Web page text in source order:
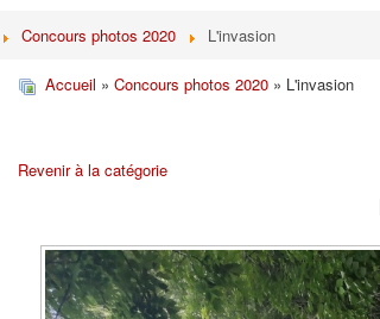
Concours photos 2020 L'invasion
Accueil » Concours photos 2020 » L'invasion
Revenir à la catégorie